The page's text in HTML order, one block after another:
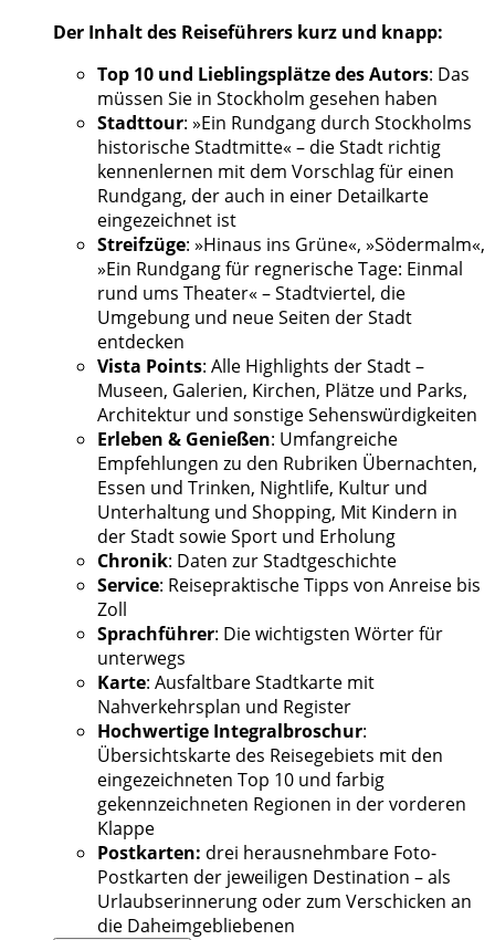
Der Inhalt des Reiseführers kurz und knapp:
Top 10 und Lieblingsplätze des Autors: Das
müssen Sie in Stockholm gesehen haben
Stadttour: »Ein Rundgang durch Stockholms
historische Stadtmitte« – die Stadt richtig
kennenlernen mit dem Vorschlag für einen
Rundgang, der auch in einer Detailkarte
eingezeichnet ist
Streifzüge: »Hinaus ins Grüne«, »Södermalm«,
»Ein Rundgang für regnerische Tage: Einmal
rund ums Theater« – Stadtviertel, die
Umgebung und neue Seiten der Stadt
entdecken
Vista Points: Alle Highlights der Stadt –
Museen, Galerien, Kirchen, Plätze und Parks,
Architektur und sonstige Sehenswürdigkeiten
Erleben & Genießen: Umfangreiche
Empfehlungen zu den Rubriken Übernachten,
Essen und Trinken, Nightlife, Kultur und
Unterhaltung und Shopping, Mit Kindern in
der Stadt sowie Sport und Erholung
Chronik: Daten zur Stadtgeschichte
Service: Reisepraktische Tipps von Anreise bis
Zoll
Sprachführer: Die wichtigsten Wörter für
unterwegs
Karte: Ausfaltbare Stadtkarte mit
Nahverkehrsplan und Register
Hochwertige Integralbroschur:
Übersichtskarte des Reisegebiets mit den
eingezeichneten Top 10 und farbig
gekennzeichneten Regionen in der vorderen
Klappe
Postkarten: drei herausnehmbare Foto-
Postkarten der jeweiligen Destination – als
Urlaubserinnerung oder zum Verschicken an
die Daheimgebliebenen